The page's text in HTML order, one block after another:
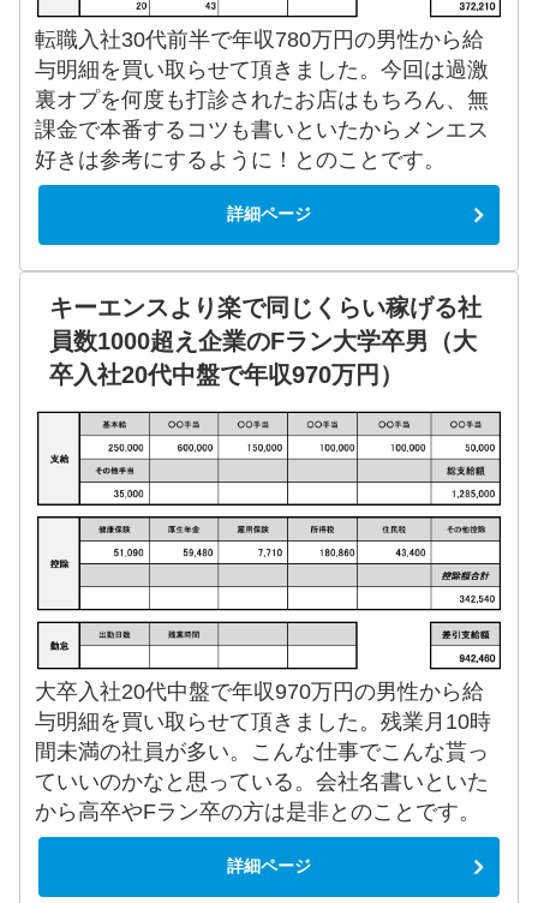
転職入社30代前半で年収780万円の男性から給
与明細を買い取らせて頂きました。今回は過激
裏オプを何度も打診されたお店はもちろん、無
課金で本番するコツも書いといたからメンエス
好きは参考にするように！とのことです。
詳細ページ
キーエンスより楽で同じくらい稼げる社
員数1000超え企業のFラン大学卒男（大
卒入社20代中盤で年収970万円）
大卒入社20代中盤で年収970万円の男性から給
与明細を買い取らせて頂きました。残業月10時
間未満の社員が多い。こんな仕事でこんな貰っ
ていいのかなと思っている。会社名書いといた
から高卒やFラン卒の方は是非とのことです。
詳細ページ